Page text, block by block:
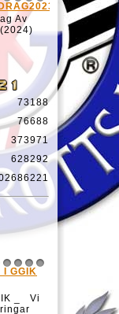
4 5 6 7
Av
73188
76688
373971
628292
13141516
I GGIK
_ Vi